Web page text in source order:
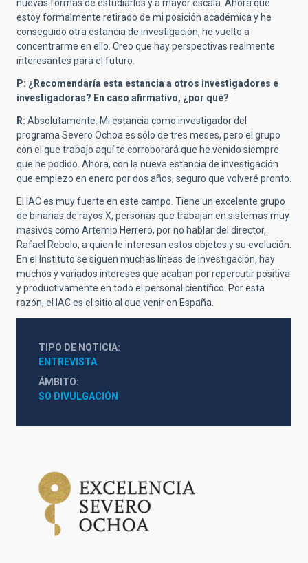
nuevas formas de estudiarlos y a mayor escala. Ahora que
estoy formalmente retirado de mi posición académica y he
conseguido otra estancia de investigación, he vuelto a
concentrarme en ello. Creo que hay perspectivas realmente
interesantes para el futuro.
P: ¿Recomendaría esta estancia a otros investigadores e
investigadoras? En caso afirmativo, ¿por qué?
R: Absolutamente. Mi estancia como investigador del
programa Severo Ochoa es sólo de tres meses, pero el grupo
con el que trabajo aquí te corroborará que he venido siempre
que he podido. Ahora, con la nueva estancia de investigación
que empiezo en enero por dos años, seguro que volveré pronto.
El IAC es muy fuerte en este campo. Tiene un excelente grupo
de binarias de rayos X, personas que trabajan en sistemas muy
masivos como Artemio Herrero, por no hablar del director,
Rafael Rebolo, a quien le interesan estos objetos y su evolución.
En el Instituto se siguen muchas líneas de investigación, hay
muchos y variados intereses que acaban por repercutir positiva
y productivamente en todo el personal científico. Por esta
razón, el IAC es el sitio al que venir en España.
TIPO DE NOTICIA
ENTREVISTA
ÁMBITO
SO DIVULGACIÓN